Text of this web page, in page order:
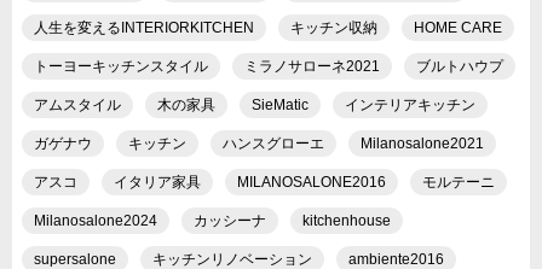
人生を変えるINTERIORKITCHEN キッチン収納 HOME CARE
トーヨーキッチンスタイル ミラノサローネ2021 ブルトハウプ
アムスタイル 木の家具 SieMatic インテリアキッチン
ガゲナウ キッチン ハンスグローエ Milanosalone2021
アスコ イタリア家具 MILANOSALONE2016 モルテーニ
Milanosalone2024 カッシーナ kitchenhouse
supersalone キッチンリノベーション ambiente2016